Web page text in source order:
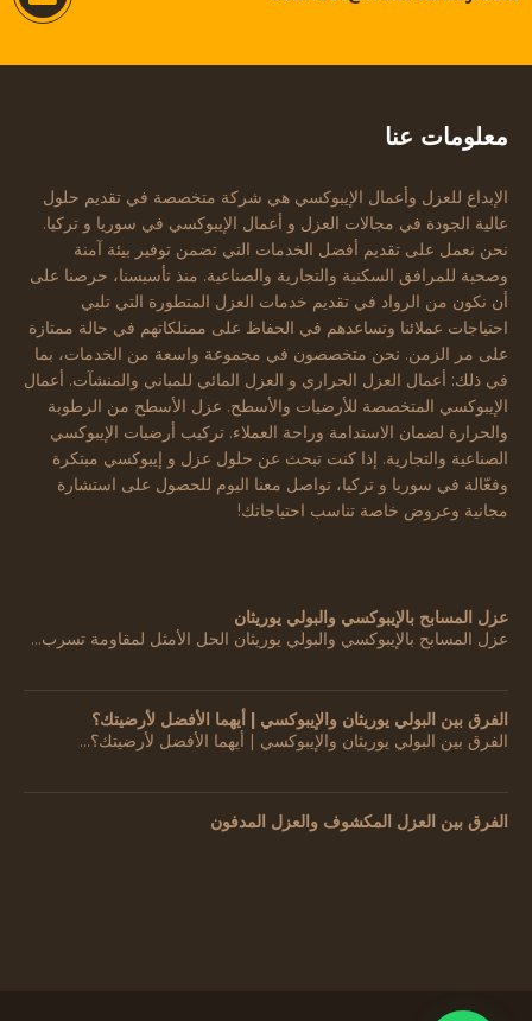
معلومات عنا
الإبداع للعزل وأعمال الإيبوكسي هي شركة متخصصة في تقديم حلول
عالية الجودة في مجالات العزل و أعمال الإيبوكسي في سوريا و تركيا.
نحن نعمل على تقديم أفضل الخدمات التي تضمن توفير بيئة آمنة
وصحية للمرافق السكنية والتجارية والصناعية. منذ تأسيسنا، حرصنا على
أن نكون من الرواد في تقديم خدمات العزل المتطورة التي تلبي
احتياجات عملائنا وتساعدهم في الحفاظ على ممتلكاتهم في حالة ممتازة
على مر الزمن. نحن متخصصون في مجموعة واسعة من الخدمات، بما
في ذلك: أعمال العزل الحراري و العزل المائي للمباني والمنشآت. أعمال
الإيبوكسي المتخصصة للأرضيات والأسطح. عزل الأسطح من الرطوبة
والحرارة لضمان الاستدامة وراحة العملاء. تركيب أرضيات الإيبوكسي
الصناعية والتجارية. إذا كنت تبحث عن حلول عزل و إيبوكسي مبتكرة
وفعّالة في سوريا و تركيا، تواصل معنا اليوم للحصول على استشارة
مجانية وعروض خاصة تناسب احتياجاتك!
عزل المسابح بالإيبوكسي والبولي يوريثان
عزل المسابح بالإيبوكسي والبولي يوريثان الحل الأمثل لمقاومة تسرب…
الفرق بين البولي يوريثان والإيبوكسي | أيهما الأفضل لأرضيتك؟
الفرق بين البولي يوريثان والإيبوكسي | أيهما الأفضل لأرضيتك؟…
الفرق بين العزل المكشوف والعزل المدفون